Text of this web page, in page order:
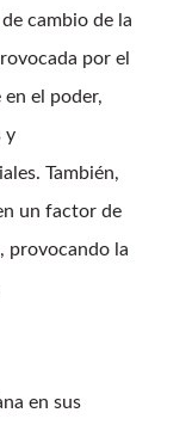
cambio de la
por el
el poder,
y
También,
un factor de
provocando la
en sus